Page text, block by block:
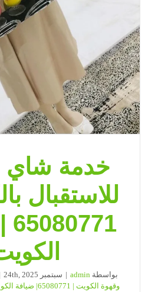
خدمة شاي
للاستقبال
بواسطة admin
| سبتمبر 24th, 2025
وقهوة الكويت | 65080771| ضيافة الكويت